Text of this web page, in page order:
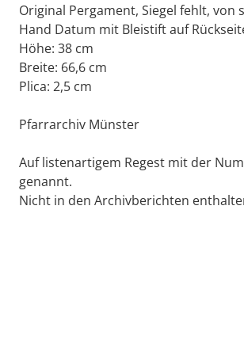
Original Pergament, Siegel fehlt, von
Hand Datum mit Bleistift auf
Höhe: 38 cm
Breite: 66,6 cm
Plica: 2,5 cm
Pfarrarchiv Münster
Auf listenartigem Regest mit der
genannt.
Nicht in den Archivberichten